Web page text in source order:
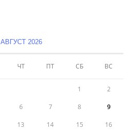
АВГУСТ 2026
ЧТ ПТ СБ ВС
1 2
6 7 8 9
13 14 15 16